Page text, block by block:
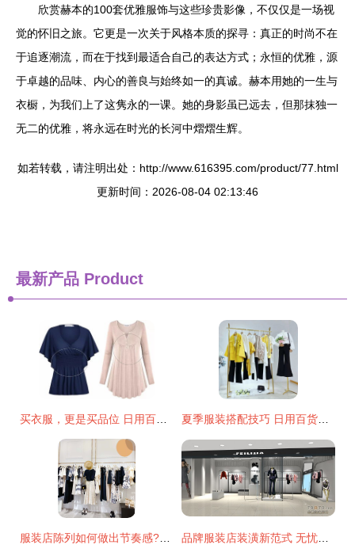
欣赏赫本的100套优雅服饰与这些珍贵影像，不仅仅是一场视
觉的怀旧之旅。它更是一次关于风格本质的探寻：真正的时尚不在
于追逐潮流，而在于找到最适合自己的表达方式；永恒的优雅，源
于卓越的品味、内心的善良与始终如一的真诚。赫本用她的一生与
衣橱，为我们上了这隽永的一课。她的身影虽已远去，但那抹独一
无二的优雅，将永远在时光的长河中熠熠生辉。
如若转载，请注明出处：http://www.616395.com/product/77.html
更新时间：2026-08-04 02:13:46
最新产品 Product